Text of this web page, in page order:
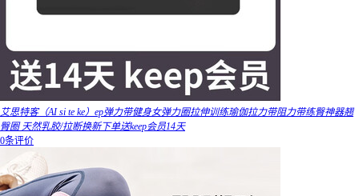
艾思特客（AI si te ke）ep弹力带健身女弹力圈拉伸训练瑜伽拉力带阻力带练臀神器翘
臀圈 天然乳胶/拉断换新下单送keep会员14天
0条评价